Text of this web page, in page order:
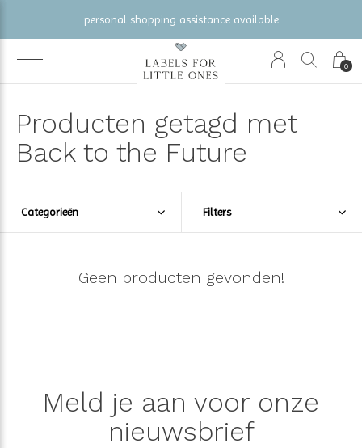
0
personal shopping assistance available
Producten getagd met
Back to the Future
Categorieën Filters
Geen producten gevonden!
Meld je aan voor onze
nieuwsbrief